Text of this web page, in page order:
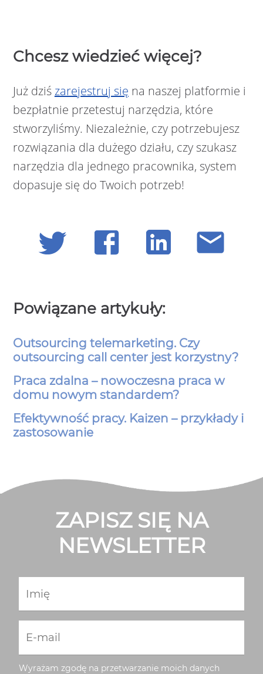
Chcesz wiedzieć więcej?
Już dziśzarejestruj się na naszej platformie i
bezpłatnie przetestuj narzędzia, które
stworzyliśmy. Niezależnie, czy potrzebujesz
rozwiązania dla dużego działu, czy szukasz
narzędzia dla jednego pracownika, system
dopasuje się do Twoich potrzeb!
Powiązane artykuły:
Outsourcing telemarketing. Czy
outsourcing call center jest korzystny?
Praca zdalna – nowoczesna praca w
domu nowym standardem?
Efektywność pracy. Kaizen – przykłady i
zastosowanie
ZAPISZ SIĘ NA
NEWSLETTER
Imię
E-mail
Wyrażam zgodę na przetwarzanie moich danych